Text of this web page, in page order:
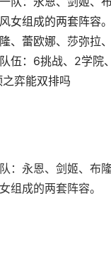
女组成的两套阵容
、蕾欧娜、莎弥拉
伍：6挑战、2学
弈能双排吗
：永恩、剑姬、布
组成的两套阵容。